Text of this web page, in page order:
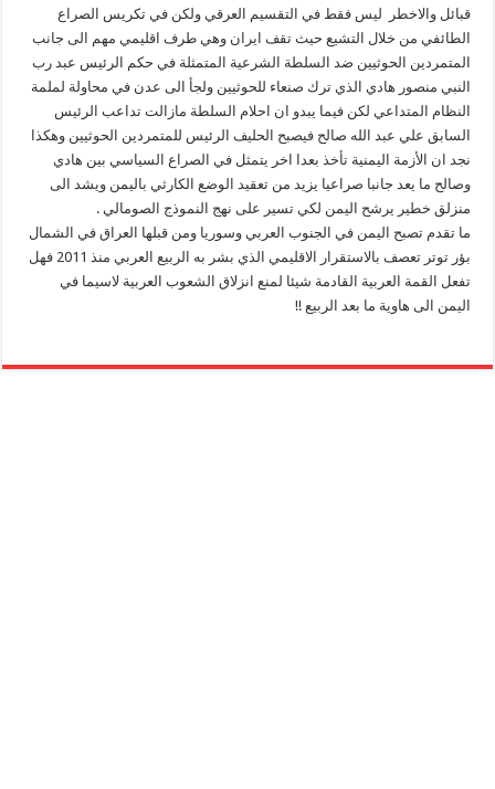
قبائل والاخطر ليس فقط في التقسيم العرقي ولكن في تكريس الصراع
الطائفي من خلال التشيع حيث تقف ايران وهي طرف اقليمي مهم الى جانب
المتمردين الحوثيين ضد السلطة الشرعية المتمثلة في حكم الرئيس عبد رب
النبي منصور هادي الذي ترك صنعاء للحوثيين ولجأ الى عدن في محاولة لملمة
النظام المتداعي لكن فيما يبدو ان احلام السلطة مازالت تداعب الرئيس
السابق علي عبد الله صالح فيصبح الحليف الرئيس للمتمردين الحوثيين وهكذا
نجد ان الأزمة اليمنية تأخذ بعدا اخر يتمثل في الصراع السياسي بين هادي
وصالح ما يعد جانبا صراعيا يزيد من تعقيد الوضع الكارثي باليمن ويشد الى
منزلق خطير يرشح اليمن لكي تسير على نهج النموذج الصومالي .
ما تقدم تصبح اليمن في الجنوب العربي وسوريا ومن قبلها العراق في الشمال
بؤر توتر تعصف بالاستقرار الاقليمي الذي بشر به الربيع العربي منذ 2011 فهل
تفعل القمة العربية القادمة شيئا لمنع انزلاق الشعوب العربية لاسيما في
اليمن الى هاوية ما بعد الربيع !!